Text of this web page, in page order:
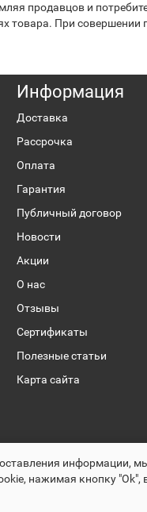
продавцов и
При совершении
Информация
Доставка
Рассрочка
Оплата
Гарантия
Публичный договор
Новости
Акции
О нас
Отзывы
Сертификаты
Полезные статьи
Карта сайта
информации,
нажимая кнопку "Ok",